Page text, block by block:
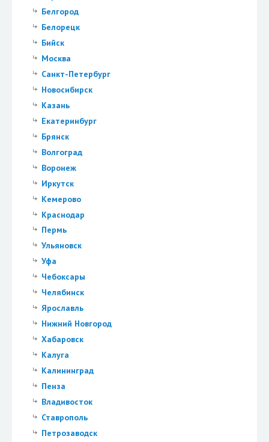
Белгород
Белорецк
Бийск
Москва
Санкт-Петербург
Новосибирск
Казань
Екатеринбург
Брянск
Волгоград
Воронеж
Иркутск
Кемерово
Краснодар
Пермь
Ульяновск
Уфа
Чебоксары
Челябинск
Ярославль
Нижний Новгород
Хабаровск
Калуга
Калининград
Пенза
Владивосток
Ставрополь
Петрозаводск